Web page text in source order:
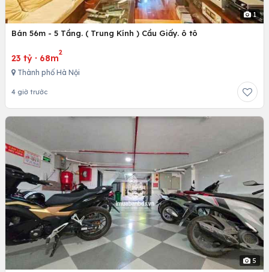
1
Bán 56m - 5 Tầng. ( Trung Kính ) Cầu Giấy. ô tô
23 tỷ · 68m
2
Thành phố Hà Nội
4 giờ trước
5